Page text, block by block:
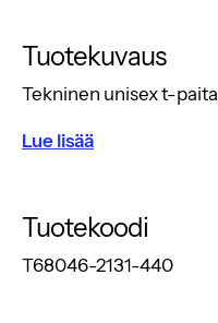
Tuotekuvaus
Tekninen unisex t-paita
Lue lisää
Tuotekoodi
T68046-2131-440